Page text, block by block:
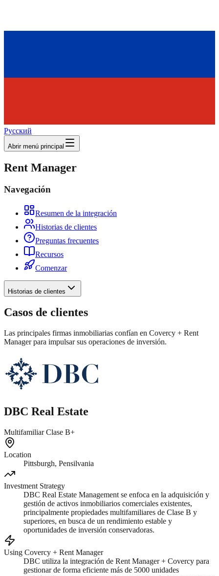
Русский
Abrir menú principal
Rent Manager
Navegación
Resumen de la integración
Historias de clientes
Preguntas frecuentes
Recursos
Comenzar
Historias de clientes
Casos de clientes
Las principales firmas inmobiliarias confían en Covercy + Rent
Manager para impulsar sus operaciones de inversión.
DBC Real Estate
Multifamiliar Clase B+
Location
Pittsburgh, Pensilvania
Investment Strategy
DBC Real Estate Management se enfoca en la adquisición y
gestión de activos inmobiliarios comerciales existentes,
principalmente propiedades multifamiliares de Clase B y
superiores, en busca de un rendimiento estable y
oportunidades de inversión conservadoras.
Using Covercy + Rent Manager
DBC utiliza la integración de Rent Manager + Covercy para
gestionar de forma eficiente más de 5000 unidades